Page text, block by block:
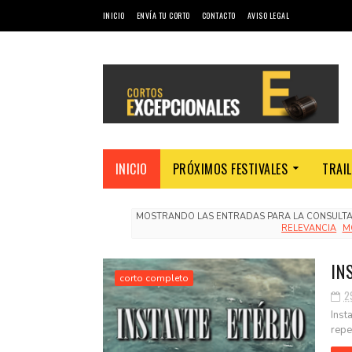
INICIO ENVÍA TU CORTO CONTACTO AVISO LEGAL
INICIO PRÓXIMOS FESTIVALES
MOSTRANDO LAS ENTRADAS PARA LA
RELEVANCIA
corto completo